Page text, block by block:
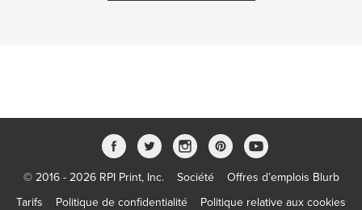
© 2016 - 2026 RPI Print, Inc. Société
Offres d’emplois Blurb
Tarifs
Politique de confidentialité Politique relative aux cookies